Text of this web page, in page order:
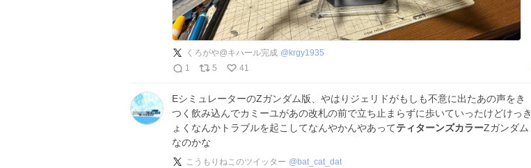
くろがや@キハール完成 @ krgy1935
1
5 41
EシミュレーターのZガンダム版、やはりジェリドがもしも不意に出たあの声をき
つく飲み込んでカミーユがあの改札の前で立ち止まらずに歩いていったけどけっき
ょくなんかトラブルを起こしてなんやかんやあってティターンズカラーZガンダム
なのかな
こうもりねこのツイッター @ bat_cat_dat